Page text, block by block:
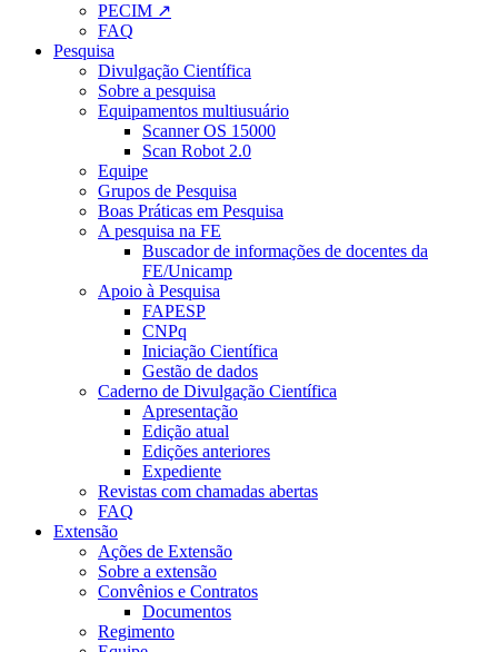
PECIM ↗
FAQ
Pesquisa
Divulgação Científica
Sobre a pesquisa
Equipamentos multiusuário
Scanner OS 15000
Scan Robot 2.0
Equipe
Grupos de Pesquisa
Boas Práticas em Pesquisa
A pesquisa na FE
Buscador de informações de docentes da
FE/Unicamp
Apoio à Pesquisa
FAPESP
CNPq
Iniciação Científica
Gestão de dados
Caderno de Divulgação Científica
Apresentação
Edição atual
Edições anteriores
Expediente
Revistas com chamadas abertas
FAQ
Extensão
Ações de Extensão
Sobre a extensão
Convênios e Contratos
Documentos
Regimento